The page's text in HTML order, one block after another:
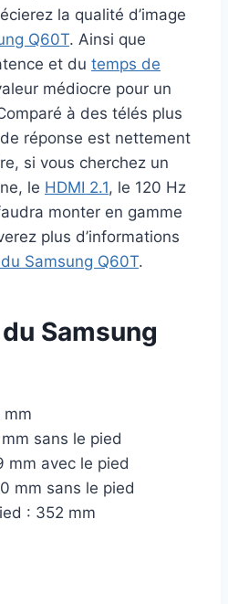
la qualité d’image
Q60T. Ainsi que
et du temps de
médiocre pour un
à des télés plus
réponse est nettement
si vous cherchez un
le HDMI 2.1, le 120 Hz
monter en gamme
plus d’informations
Samsung Q60T.
Samsung
mm
sans le pied
mm avec le pied
mm sans le pied
: 352 mm